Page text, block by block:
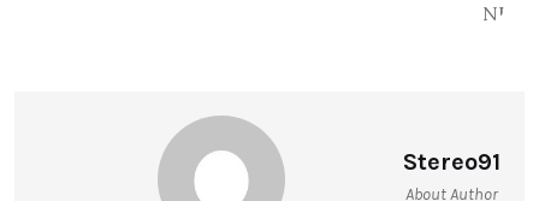
Stereo91
About Author